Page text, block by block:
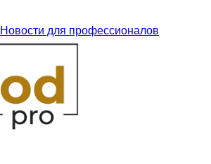
Новости для профессионалов